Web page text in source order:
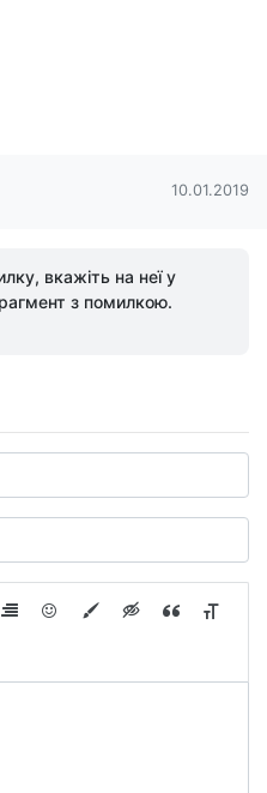
10.01.2019
вкажіть на неї у
з помилкою.